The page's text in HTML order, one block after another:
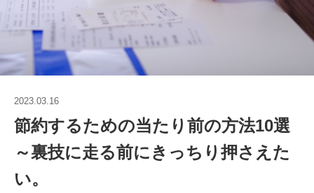
2023.03.16
節約するための当たり前の方法10選
～裏技に走る前にきっちり押さえた
い。